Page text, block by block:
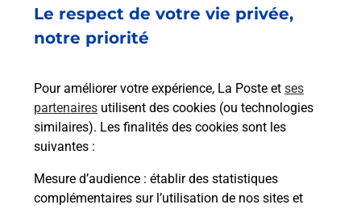
Le respect de votre vie privée,
notre priorité
Pour améliorer votre expérience, La Poste et ses
partenaires utilisent des cookies (ou technologies
similaires). Les finalités des cookies sont les
suivantes :
Mesure d’audience : établir des statistiques
complémentaires sur l’utilisation de nos sites et
Vous souhaitez envoyer un colis depuis :
THORENS GLIERES (74570) ? Découvrez toutes
En savoir plus
Foire aux questions